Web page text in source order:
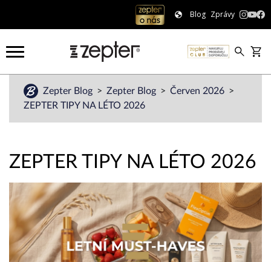
Blog Zprávy
Zepter Blog Zepter Blog
Červen 2026
ZEPTER TIPY NA LÉTO 2026
ZEPTER TIPY NA LÉTO 2026